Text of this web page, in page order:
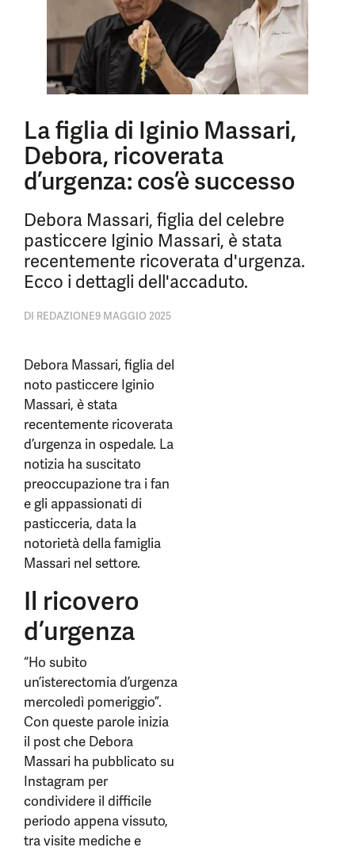
La figlia di Iginio Massari,
Debora, ricoverata
d’urgenza: cos’è successo
Debora Massari, figlia del celebre
pasticcere Iginio Massari, è stata
recentemente ricoverata d'urgenza.
Ecco i dettagli dell'accaduto.
DI REDAZIONE9 MAGGIO 2025
Debora Massari, figlia del
noto pasticcere Iginio
Massari, è stata
recentemente ricoverata
d’urgenza in ospedale. La
notizia ha suscitato
preoccupazione tra i fan
e gli appassionati di
pasticceria, data la
notorietà della famiglia
Massari nel settore.
Il ricovero
d’urgenza
“Ho subito
un’isterectomia d’urgenza
mercoledì pomeriggio”.
Con queste parole inizia
il post che Debora
Massari ha pubblicato su
Instagram per
condividere il difficile
periodo appena vissuto,
tra visite mediche e